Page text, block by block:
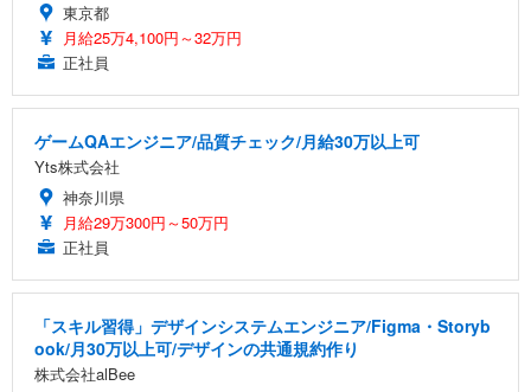
東京都
月給25万4,100円～32万円
正社員
ゲームQAエンジニア/品質チェック/月給30万以上可
Yts株式会社
神奈川県
月給29万300円～50万円
正社員
「スキル習得」デザインシステムエンジニア/Figma・Storyb
ook/月30万以上可/デザインの共通規約作り
株式会社alBee